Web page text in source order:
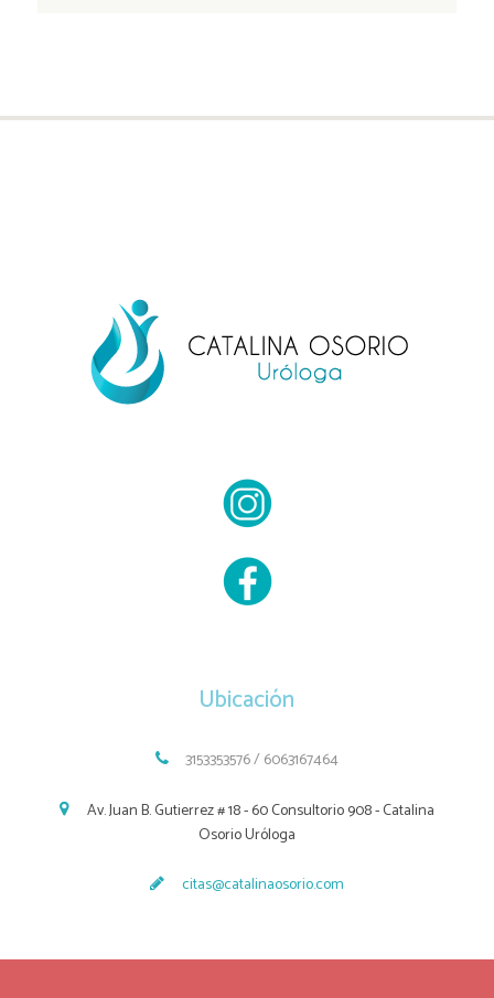
Ubicación
3153353576 / 6063167464
Av. Juan B. Gutierrez # 18 - 60 Consultorio 908 - Catalina
Osorio Uróloga
citas@catalinaosorio.com